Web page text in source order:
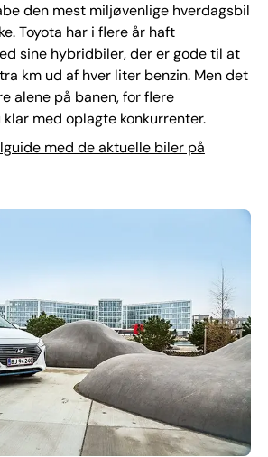
den mest miljøvenlige hverdagsbil
Toyota har i flere år haft
sine hybridbiler, der er gode til at
km ud af hver liter benzin. Men det
alene på banen, for flere
med oplagte konkurrenter.
med de aktuelle biler på